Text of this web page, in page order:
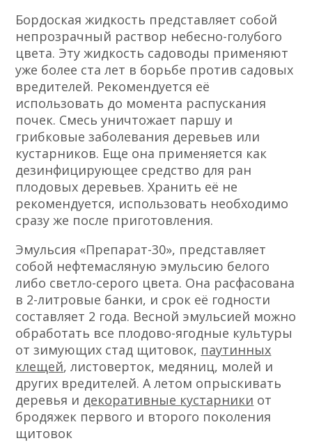
Бордоская жидкость представляет собой
непрозрачный раствор небесно-голубого
цвета. Эту жидкость садоводы применяют
уже более ста лет в борьбе против садовых
вредителей. Рекомендуется её
использовать до момента распускания
почек. Смесь уничтожает паршу и
грибковые заболевания деревьев или
кустарников. Еще она применяется как
дезинфицирующее средство для ран
плодовых деревьев. Хранить её не
рекомендуется, использовать необходимо
сразу же после приготовления.
Эмульсия «Препарат-30», представляет
собой нефтемасляную эмульсию белого
либо светло-серого цвета. Она расфасована
в 2-литровые банки, и срок её годности
составляет 2 года. Весной эмульсией можно
обработать все плодово-ягодные культуры
от зимующих стад щитовок, паутинных
клещей, листоверток, медяниц, молей и
других вредителей. А летом опрыскивать
деревья и декоративные кустарники от
бродяжек первого и второго поколения
щитовок